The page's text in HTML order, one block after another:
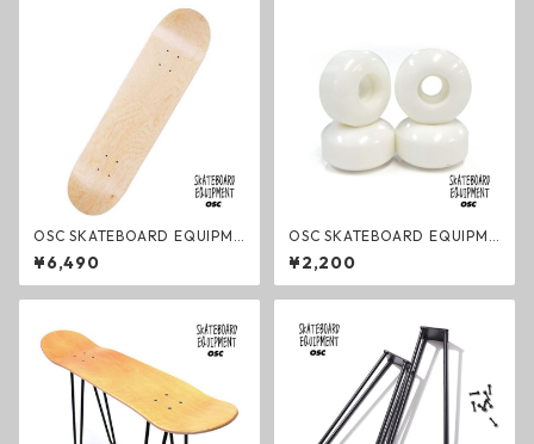
OSC SKATEBOARD EQUIPME
NT BLANK DECK スケートボ
ード ブランクデッキ 無地デッ
キ
¥6,490
OSC SKATEBOARD EQUIPME
NT WHEEL ウィール スケート
ボード ブランク 無地
¥2,200